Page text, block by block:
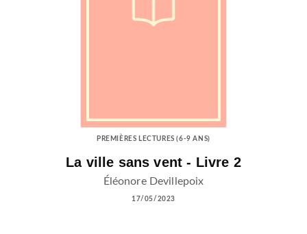
PREMIÈRES LECTURES (6-9 ANS)
La ville sans vent - Livre 2
Éléonore Devillepoix
17/05/2023